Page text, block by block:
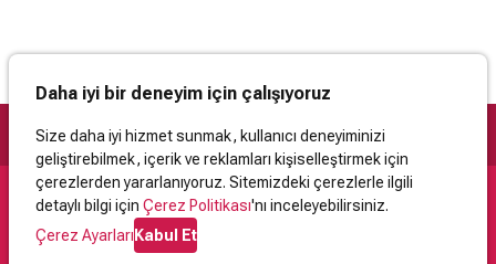
Daha iyi bir deneyim için çalışıyoruz
Size daha iyi hizmet sunmak, kullanıcı deneyiminizi
geliştirebilmek, içerik ve reklamları kişiselleştirmek için
çerezlerden yararlanıyoruz. Sitemizdeki çerezlerle ilgili
detaylı bilgi için Çerez Politikası'nı inceleyebilirsiniz.
Çerez AyarlarıKabul Et
Destek
İletişimYardımKullanıcı Sözleşmesi